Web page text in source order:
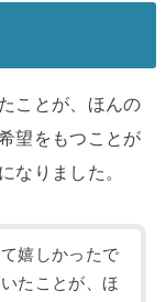
ことが、ほんの
望をもつことが
なりました。
嬉しかったで
たことが、ほ